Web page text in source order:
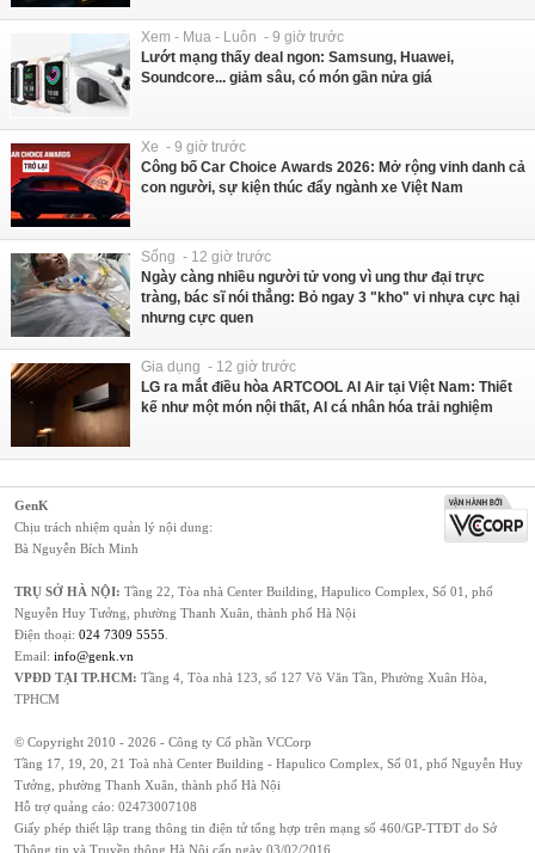
Xem - Mua - Luôn - 9 giờ trước
Lướt mạng thấy deal ngon: Samsung, Huawei,
Soundcore... giảm sâu, có món gần nửa giá
Xe - 9 giờ trước
Công bố Car Choice Awards 2026: Mở rộng vinh danh cả
con người, sự kiện thúc đẩy ngành xe Việt Nam
Sống - 12 giờ trước
Ngày càng nhiều người tử vong vì ung thư đại trực
tràng, bác sĩ nói thẳng: Bỏ ngay 3 "kho" vi nhựa cực hại
nhưng cực quen
Gia dụng - 12 giờ trước
LG ra mắt điều hòa ARTCOOL AI Air tại Việt Nam: Thiết
kế như một món nội thất, AI cá nhân hóa trải nghiệm
GenK
Chịu trách nhiệm quản lý nội dung:
Bà Nguyễn Bích Minh
TRỤ SỞ HÀ NỘI: Tầng 22, Tòa nhà Center Building, Hapulico Complex, Số 01, phố
Nguyễn Huy Tưởng, phường Thanh Xuân, thành phố Hà Nội
Điện thoại: 024 7309 5555
Email: info@genk.vn
VPĐD TẠI TP.HCM: Tầng 4, Tòa nhà 123, số 127 Võ Văn Tần, Phường Xuân Hòa,
TPHCM
© Copyright 2010 - 2026 - Công ty Cổ phần VCCorp
Tầng 17, 19, 20, 21 Toà nhà Center Building - Hapulico Complex, Số 01, phố Nguyễn Huy
Tưởng, phường Thanh Xuân, thành phố Hà Nội
Hỗ trợ quảng cáo: 02473007108
Giấy phép thiết lập trang thông tin điện tử tổng hợp trên mạng số 460/GP-TTĐT do Sở
Thông tin và Truyền thông Hà Nội cấp ngày 03/02/2016